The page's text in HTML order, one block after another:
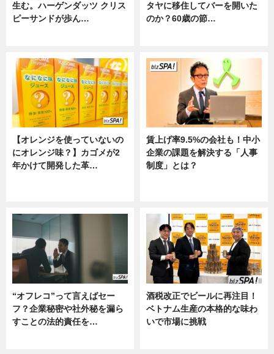
生む。ハーゲンダッツ クリス
ピーサンドが歩ん…
タヤに移住してバーを開いた
のか？60歳の節…
【オレンジを使っていないの
にオレンジ味？】カゴメが2
年かけて開発した革…
賃上げ率9.5%の会社も！中小
企業の課題を解決する「人事
制度」とは？
“オフレコ”って言えばセー
フ？企業秘密や社外秘を漏ら
すことの法的責任を…
酒税改正でビールに再注目！
ベトナム生産の本格的な味わ
いで市場に挑戦